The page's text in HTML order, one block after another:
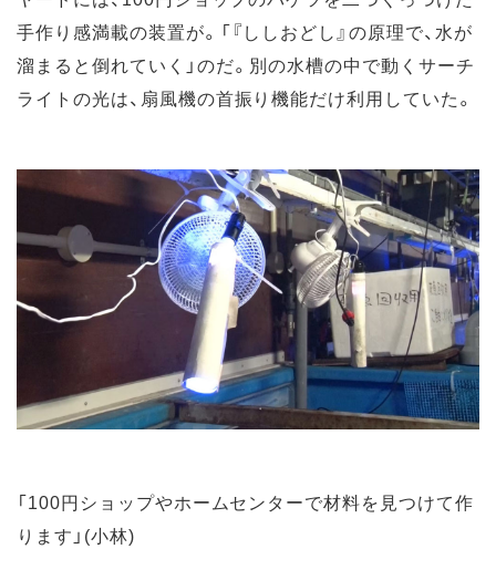
手作り感満載の装置が。「『ししおどし』の原理で、水が
溜まると倒れていく」のだ。別の水槽の中で動くサーチ
ライトの光は、扇風機の首振り機能だけ利用していた。
「100円ショップやホームセンターで材料を見つけて作
ります」(小林)